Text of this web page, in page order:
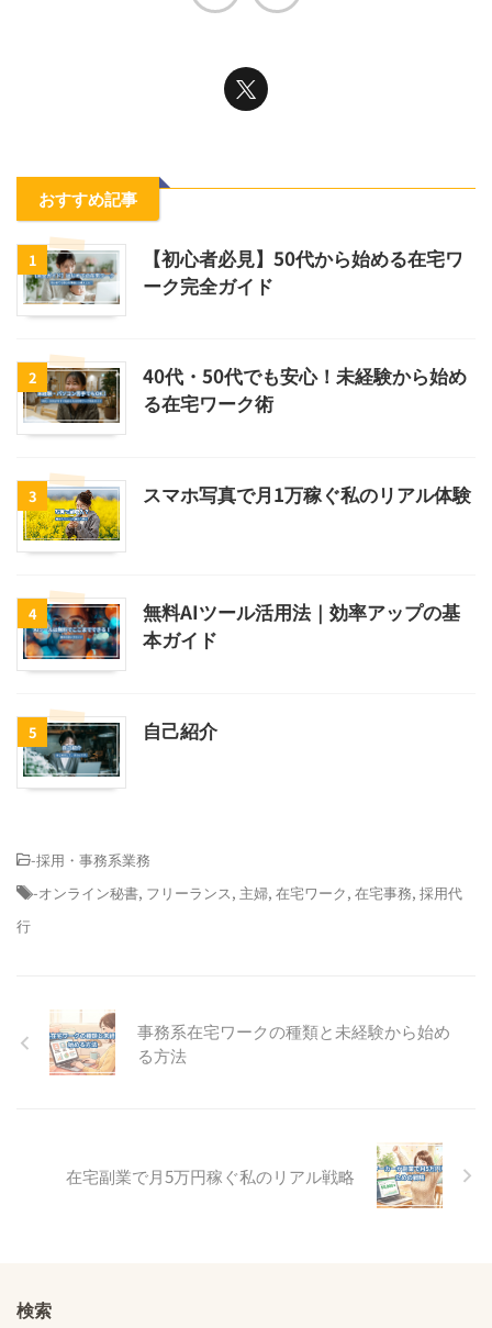
おすすめ記事
1
【初心者必見】50代から始める在宅ワ
ーク完全ガイド
2
40代・50代でも安心！未経験から始め
る在宅ワーク術
3 スマホ写真で月1万稼ぐ私のリアル体験
4
無料AIツール活用法｜効率アップの基
本ガイド
5 自己紹介
-採用・事務系業務
-オンライン秘書, フリーランス, 主婦, 在宅ワーク, 在宅事務, 採用代
行
事務系在宅ワークの種類と未経験から始め
る方法
在宅副業で月5万円稼ぐ私のリアル戦略
検索